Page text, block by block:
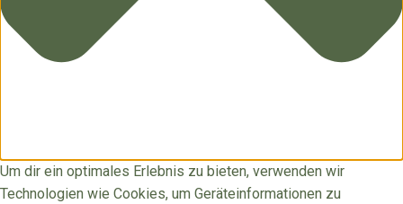
Um dir ein optimales Erlebnis zu bieten, verwenden wir
Technologien wie Cookies, um Geräteinformationen zu